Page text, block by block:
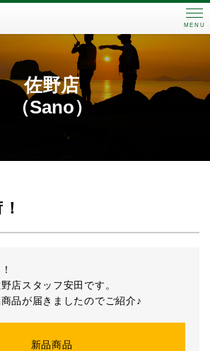
MENU
佐野店
（Sano）
店スタッフ安田です。
品が届きましたのでご紹介♪
新品商品